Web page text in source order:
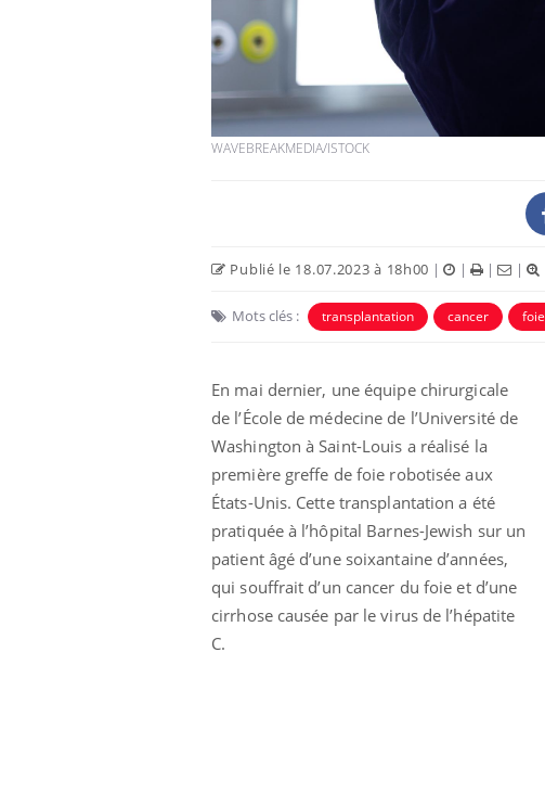
WAVEBREAKMEDIA/ISTOCK
Publié le 18.07.2023 à 18h00 | | | |
Mots clés : transplantation cancer foie
En mai dernier, une équipe chirurgicale
de l’École de médecine de l’Université de
Washington à Saint-Louis a réalisé la
première greffe de foie robotisée aux
États-Unis. Cette transplantation a été
pratiquée à l’hôpital Barnes-Jewish sur un
patient âgé d’une soixantaine d’années,
qui souffrait d’un cancer du foie et d’une
cirrhose causée par le virus de l’hépatite
C.
Comment oublier les
écrans en vacances ?
Toujours connectés :
comment le travail
empiète de plus en plus
sur nos soirées